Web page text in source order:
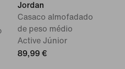
Jordan
Casaco almofadado
de peso médio
Active Júnior
89,99 €